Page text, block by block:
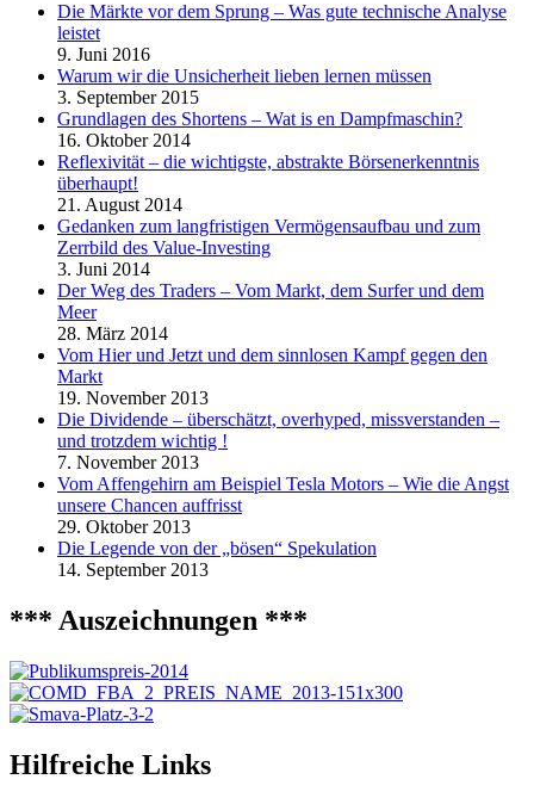
Die Märkte vor dem Sprung – Was gute technische Analyse
leistet
9. Juni 2016
Warum wir die Unsicherheit lieben lernen müssen
3. September 2015
Grundlagen des Shortens – Wat is en Dampfmaschin?
16. Oktober 2014
Reflexivität – die wichtigste, abstrakte Börsenerkenntnis
überhaupt!
21. August 2014
Gedanken zum langfristigen Vermögensaufbau und zum
Zerrbild des Value-Investing
3. Juni 2014
Der Weg des Traders – Vom Markt, dem Surfer und dem
Meer
28. März 2014
Vom Hier und Jetzt und dem sinnlosen Kampf gegen den
Markt
19. November 2013
Die Dividende – überschätzt, overhyped, missverstanden –
und trotzdem wichtig !
7. November 2013
Vom Affengehirn am Beispiel Tesla Motors – Wie die Angst
unsere Chancen auffrisst
29. Oktober 2013
Die Legende von der „bösen“ Spekulation
14. September 2013
*** Auszeichnungen ***
Hilfreiche Links